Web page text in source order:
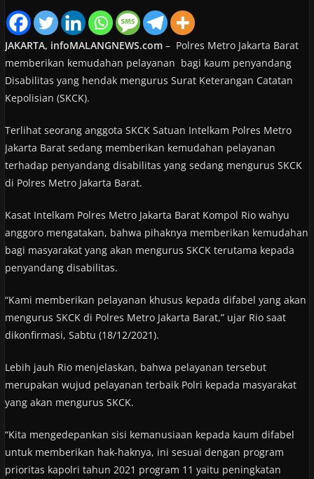
JAKARTA, infoMALANGNEWS.com– Polres Metro Jakarta Barat
memberikan kemudahan pelayanan bagi kaum penyandang
Disabilitas yang hendak mengurus Surat Keterangan Catatan
Kepolisian (SKCK).
Terlihat seorang anggota SKCK Satuan Intelkam Polres Metro
Jakarta Barat sedang memberikan kemudahan pelayanan
terhadap penyandang disabilitas yang sedang mengurus SKCK
di Polres Metro Jakarta Barat.
Kasat Intelkam Polres Metro Jakarta Barat Kompol Rio wahyu
anggoro mengatakan, bahwa pihaknya memberikan kemudahan
bagi masyarakat yang akan mengurus SKCK terutama kepada
penyandang disabilitas.
“Kami memberikan pelayanan khusus kepada difabel yang akan
mengurus SKCK di Polres Metro Jakarta Barat,” ujar Rio saat
dikonfirmasi, Sabtu (18/12/2021).
Lebih jauh Rio menjelaskan, bahwa pelayanan tersebut
merupakan wujud pelayanan terbaik Polri kepada masyarakat
yang akan mengurus SKCK.
“Kita mengedepankan sisi kemanusiaan kepada kaum difabel
untuk memberikan hak-haknya, ini sesuai dengan program
prioritas kapolri tahun 2021 program 11 yaitu peningkatan